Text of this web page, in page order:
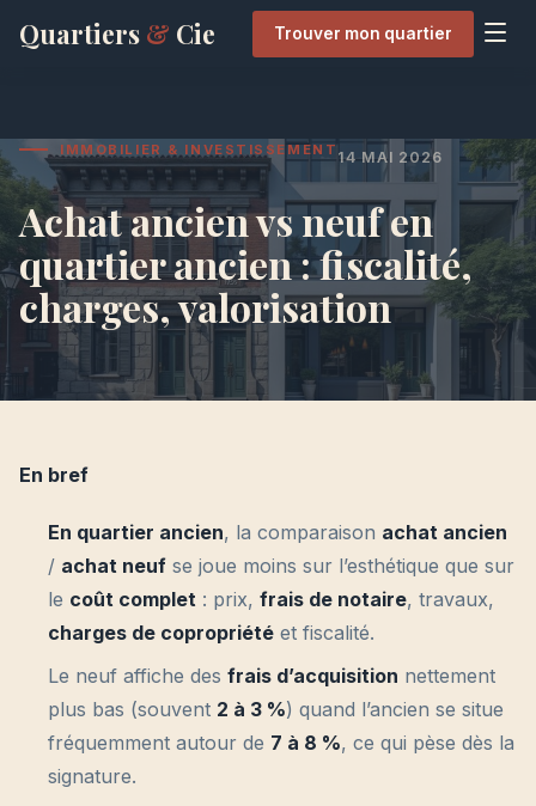
Quartiers & Cie Trouver mon quartier
IMMOBILIER & INVESTISSEMENT 14 MAI 2026
Achat ancien vs neuf en
quartier ancien : fiscalité,
charges, valorisation
En bref
En quartier ancien, la comparaison achat ancien
/ achat neuf se joue moins sur l’esthétique que sur
le coût complet : prix, frais de notaire, travaux,
charges de copropriété et fiscalité.
Le neuf affiche des frais d’acquisition nettement
plus bas (souvent 2 à 3 %) quand l’ancien se situe
fréquemment autour de 7 à 8 %, ce qui pèse dès la
signature.